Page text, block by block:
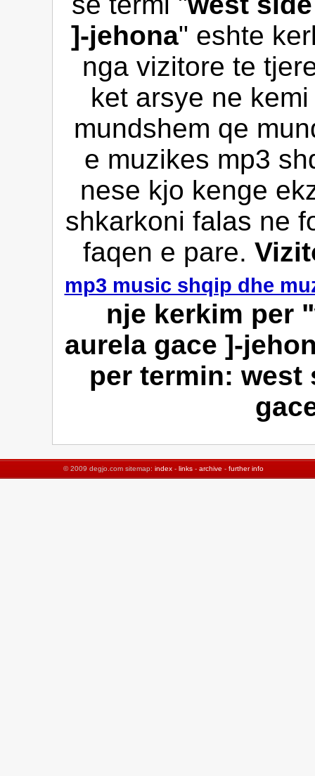
]-jehona" eshte
nga vizitore te
ket arsye ne
mundshem qe
e muzikes mp3
nese kjo kenge
shkarkoni falas ne
faqen e pare.
mp3 music shqip dhe
nje kerkim per
aurela gace ]-
per termin: west
© 2009 degjo.com sitemap: index - links - archive - further info